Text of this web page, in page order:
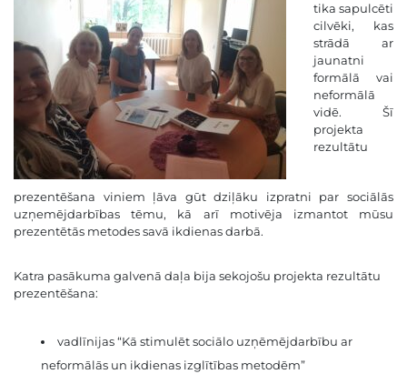
tika sapulcēti
cilvēki, kas
strādā ar
jaunatni
formālā vai
neformālā
vidē. Šī
projekta
rezultātu
prezentēšana viniem ļāva gūt dziļāku izpratni par sociālās
uzņemējdarbības tēmu, kā arī motivēja izmantot mūsu
prezentētās metodes savā ikdienas darbā.
Katra pasākuma galvenā daļa bija sekojošu projekta rezultātu
prezentēšana:
vadlīnijas“Kā stimulēt sociālo uzņēmējdarbību ar
neformālās un ikdienas izglītības metodēm”